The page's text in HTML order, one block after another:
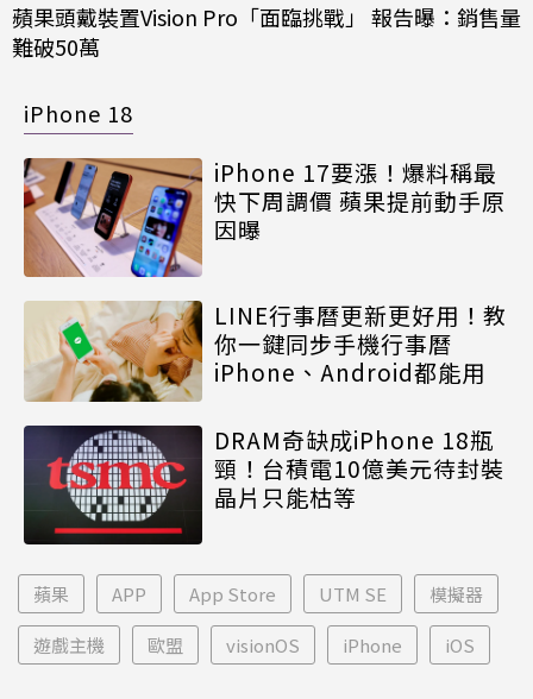
蘋果頭戴裝置Vision Pro「面臨挑戰」 報告曝：銷售量
難破50萬
iPhone 18
iPhone 17要漲！爆料稱最
快下周調價 蘋果提前動手原
因曝
LINE行事曆更新更好用！教
你一鍵同步手機行事曆
iPhone、Android都能用
DRAM奇缺成iPhone 18瓶
頸！台積電10億美元待封裝
晶片只能枯等
蘋果 APP App Store UTM SE 模擬器
遊戲主機 歐盟 visionOS iPhone iOS